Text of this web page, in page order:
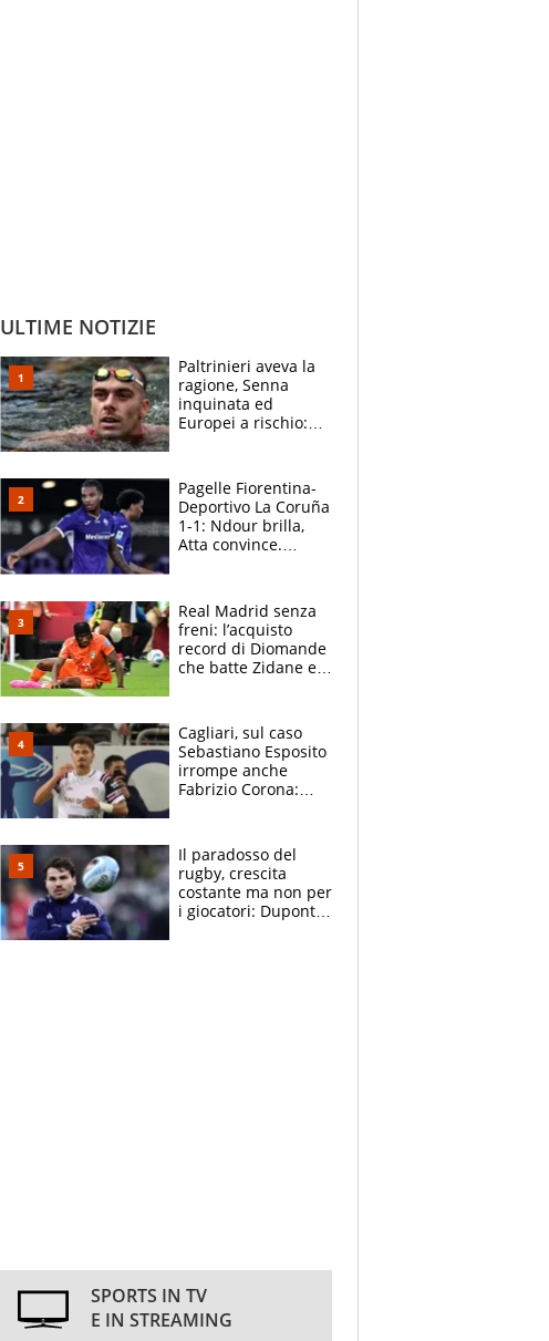
ULTIME NOTIZIE
Paltrinieri aveva la
ragione, Senna
inquinata ed
Europei a rischio:
adesso
Pagelle Fiorentina-
Deportivo La Coruña
1-1: Ndour brilla,
Atta convince.
Real Madrid senza
freni: l’acquisto
record di Diomande
che batte Zidane e
Cagliari, sul caso
Sebastiano Esposito
irrompe anche
Fabrizio Corona:
prove”
Il paradosso del
rugby, crescita
costante ma non per
i giocatori: Dupont
SPORTS IN TV
E IN STREAMING